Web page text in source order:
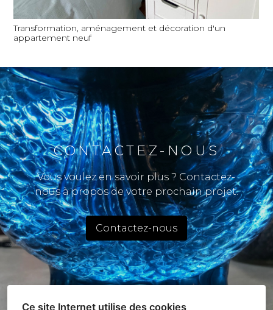
Ce site Internet utilise des cookies
Transformation, aménagement et décoration d'un
appartement neuf
CONTACTEZ-NOUS
Vous voulez en savoir plus ? Contactez-
nous à propos de votre prochain projet.
Contactez-nous